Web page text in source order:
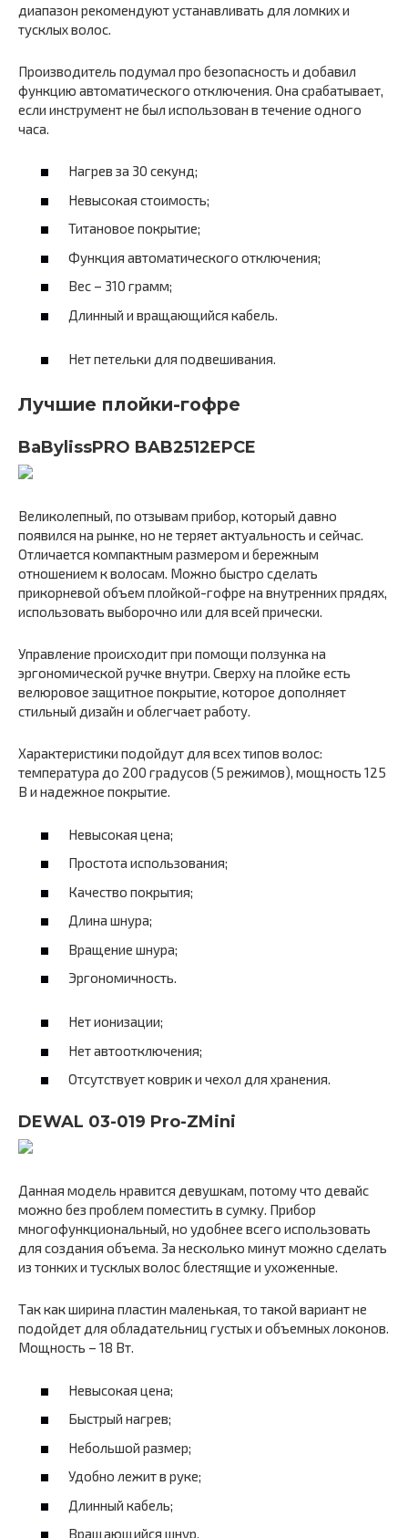
диапазон рекомендуют устанавливать для ломких и
тусклых волос.
Производитель подумал про безопасность и добавил
функцию автоматического отключения. Она срабатывает,
если инструмент не был использован в течение одного
часа.
Нагрев за 30 секунд;
Невысокая стоимость;
Титановое покрытие;
Функция автоматического отключения;
Вес – 310 грамм;
Длинный и вращающийся кабель.
Нет петельки для подвешивания.
Лучшие плойки-гофре
BaBylissPRO BAB2512EPCE
Великолепный, по отзывам прибор, который давно
появился на рынке, но не теряет актуальность и сейчас.
Отличается компактным размером и бережным
отношением к волосам. Можно быстро сделать
прикорневой объем плойкой-гофре на внутренних прядях,
использовать выборочно или для всей прически.
Управление происходит при помощи ползунка на
эргономической ручке внутри. Сверху на плойке есть
велюровое защитное покрытие, которое дополняет
стильный дизайн и облегчает работу.
Характеристики подойдут для всех типов волос:
температура до 200 градусов (5 режимов), мощность 125
В и надежное покрытие.
Невысокая цена;
Простота использования;
Качество покрытия;
Длина шнура;
Вращение шнура;
Эргономичность.
Нет ионизации;
Нет автоотключения;
Отсутствует коврик и чехол для хранения.
DEWAL 03-019 Pro-ZMini
Данная модель нравится девушкам, потому что девайс
можно без проблем поместить в сумку. Прибор
многофункциональный, но удобнее всего использовать
для создания объема. За несколько минут можно сделать
из тонких и тусклых волос блестящие и ухоженные.
Так как ширина пластин маленькая, то такой вариант не
подойдет для обладательниц густых и объемных локонов.
Мощность – 18 Вт.
Невысокая цена;
Быстрый нагрев;
Небольшой размер;
Удобно лежит в руке;
Длинный кабель;
Вращающийся шнур.